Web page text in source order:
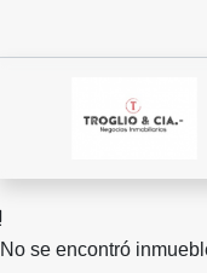
No se encontró